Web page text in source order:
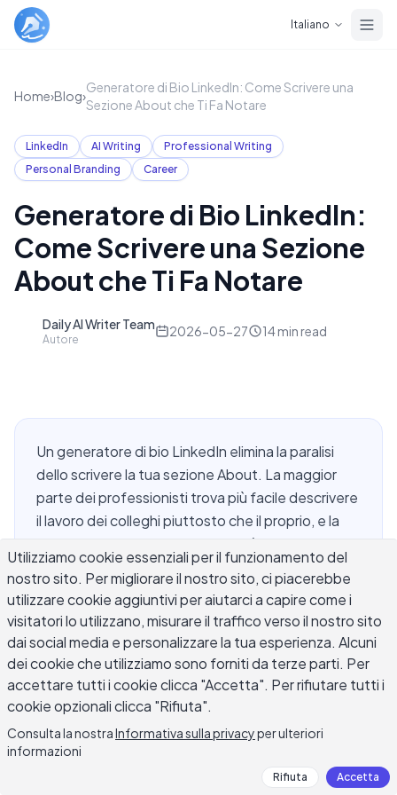
Italiano
Home›Blog›
Generatore di Bio LinkedIn: Come Scrivere una
Sezione About che Ti Fa Notare
LinkedIn AI Writing
Professional Writing
Personal Branding
Career
Generatore di Bio LinkedIn:
Come Scrivere una Sezione
About che Ti Fa Notare
Daily AI Writer Team
Autore
2026-05-27 14min read
Un generatore di bio LinkedIn elimina la paralisi
dello scrivere la tua sezione About. La maggior
parte dei professionisti trova più facile descrivere
il lavoro dei colleghi piuttosto che il proprio, e la
casella del profilo LinkedIn vuota è il luogo in cui
questa difficoltà è più evidente. Un generatore di
bio LinkedIn ti dà un punto di partenza
strutturato: descrivi il tuo ruolo, esperienza e
obiettivi, e l'AI produce più bozze di sezione
About in pochi secondi. Questa guida copre
come funzionano questi strumenti, quali input
producono le bio LinkedIn più forti, come scrivere
un titolo che emerge nelle ricerche dei reclutatori,
e come modificare l'output generato dall'AI fino a
quando non suona veramente come te.
Utilizziamo cookie essenziali per il funzionamento del
nostro sito. Per migliorare il nostro sito, ci piacerebbe
utilizzare cookie aggiuntivi per aiutarci a capire come i
visitatori lo utilizzano, misurare il traffico verso il nostro sito
dai social media e personalizzare la tua esperienza. Alcuni
dei cookie che utilizziamo sono forniti da terze parti. Per
accettare tutti i cookie clicca "Accetta". Per rifiutare tutti i
cookie opzionali clicca "Rifiuta".
Consulta la nostraInformativa sulla privacyper ulteriori
informazioni
Rifiuta Accetta